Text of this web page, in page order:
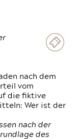
nach dem
vom
die fiktive
Wer ist der
nach der
des